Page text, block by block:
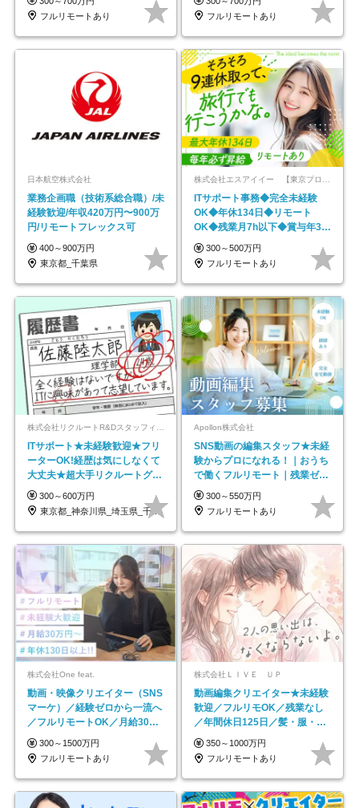
フルリモートあり
フルリモートあり
日本航空株式会社
業務企画職（技術系総合職）/未
経験歓迎/年収420万円〜900万
円/リモートフレックス可
400～900万円
東京都_千葉県
株式会社エスアイイー 【東京プロマーケット上場】
ITサポート事務◆完全未経験
OK◆年休134日◆リモート
OK◆残業月7h以下◆賞与年3回
◆5年目まで必ず昇給
300～500万円
フルリモートあり
ITサポート★未経験歓迎★フリ
ーターOK!経歴は気にしなくて
大丈夫★超大手リクルートグル
ープの正社員/sg
300～600万円
東京都_神奈川県_埼玉県_千葉県_大阪府…
Apollon株式会社
SNS動画の編集スタッフ★未経
験からプロになれる！｜おうち
で働くフルリモート｜残業ゼロ
で18時退勤◎
300～550万円
フルリモートあり
株式会社One feat.
動画・映像クリエイター（SNS
マーケ）／経験ゼロから一流へ
／フルリモートOK／月給30万
円～／年休130日以上
300～1500万円
フルリモートあり
株式会社ＬＩＶＥ ＵＰ
動画編集クリエイター★未経験
歓迎／フルリモOK／残業なし
／年間休日125日／髪・服・ネ
イル自由／研修充実で安心
350～1000万円
フルリモートあり